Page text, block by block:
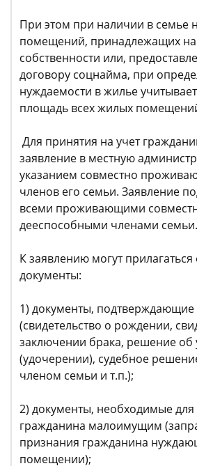
При этом при наличии в семье
помещений, принадлежащих
собственности или,
договору соцнайма, при
нуждаемости в жилье
площадь всех жилых
Для принятия на учет
заявление в местную
указанием совместно
членов его семьи. Заявление
всеми проживающими
дееспособными членами семьи.
К заявлению могут
документы:
1) документы, подтверждающие
(свидетельство о рождении,
заключении брака, решение об
(удочерении), судебное
членом семьи и т.п.);
2) документы, необходимые
гражданина малоимущим
признания гражданина
помещении);